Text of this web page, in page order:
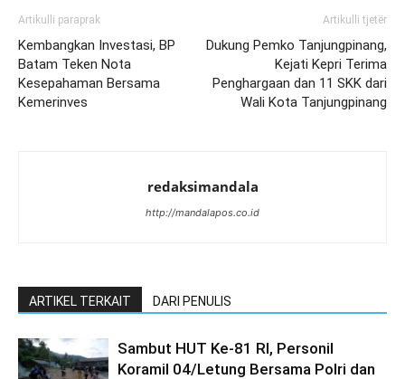
Artikulli paraprak
Kembangkan Investasi, BP
Batam Teken Nota
Kesepahaman Bersama
Kemerinves
Artikulli tjetër
Dukung Pemko Tanjungpinang,
Kejati Kepri Terima
Penghargaan dan 11 SKK dari
Wali Kota Tanjungpinang
redaksimandala
http://mandalapos.co.id
ARTIKEL TERKAIT DARI PENULIS
Sambut HUT Ke-81 RI, Personil
Koramil 04/Letung Bersama Polri dan